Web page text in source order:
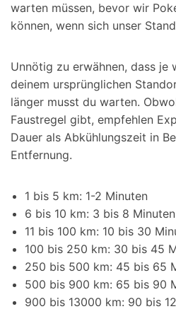
warten müssen, bevor wir
können, wenn sich unser
Unnötig zu erwähnen, dass je
deinem ursprünglichen
länger musst du warten.
Faustregel gibt, empfehlen
Dauer als Abkühlungszeit in
Entfernung.
1 bis 5 km: 1-2 Minuten
6 bis 10 km: 3 bis 8 Minuten
11 bis 100 km: 10 bis 30
100 bis 250 km: 30 bis 45
250 bis 500 km: 45 bis 65
500 bis 900 km: 65 bis 90
900 bis 13000 km: 90 bis